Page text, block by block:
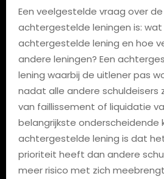
Een veelgestelde vraag over
achtergestelde leningen is: wat
achtergestelde lening en hoe
andere leningen? Een
lening waarbij de uitlener pas
nadat alle andere schuldeisers
van faillissement of liquidatie
belangrijkste onderscheidende
achtergestelde lening is dat
prioriteit heeft dan andere
meer risico met zich